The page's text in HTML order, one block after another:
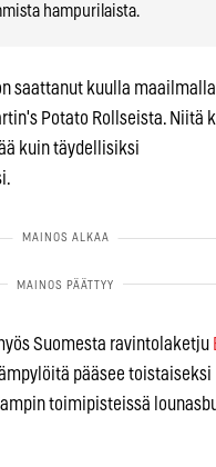
hampurilaista.
saattanut kuulla
Potato Rollseista. Niitä
kuin täydellisiksi
Suomesta ravintolaketju
pääsee toistaiseksi
toimipisteissä